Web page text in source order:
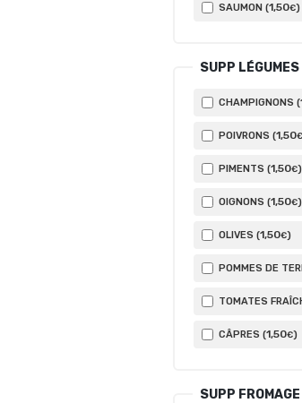
SAUMON (1,50€)
SUPP LÉGUMES
CHAMPIGNONS (
POIVRONS (1,50€
PIMENTS (1,50€)
OIGNONS (1,50€)
OLIVES (1,50€)
POMMES DE
TOMATES
CÂPRES (1,50€)
SUPP FROMAGE